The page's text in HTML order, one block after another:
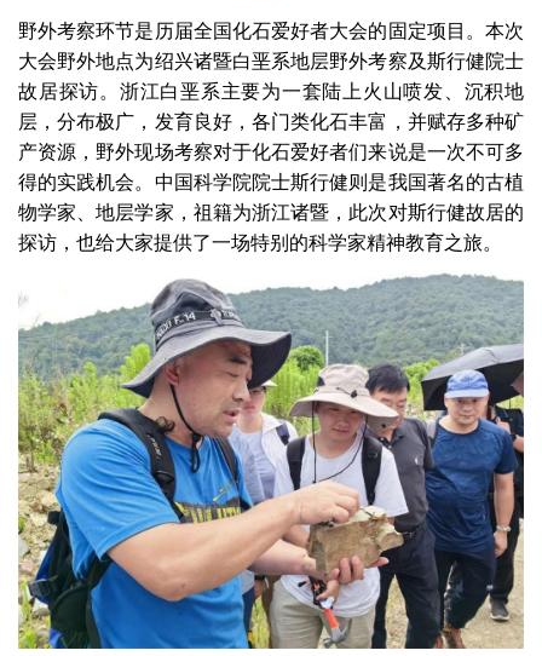
野外考察环节是历届全国化石爱好者大会的固定项目。本次
大会野外地点为绍兴诸暨白垩系地层野外考察及斯行健院士
故居探访。浙江白垩系主要为一套陆上火山喷发、沉积地
层，分布极广，发育良好，各门类化石丰富，并赋存多种矿
产资源，野外现场考察对于化石爱好者们来说是一次不可多
得的实践机会。中国科学院院士斯行健则是我国著名的古植
物学家、地层学家，祖籍为浙江诸暨，此次对斯行健故居的
探访，也给大家提供了一场特别的科学家精神教育之旅。